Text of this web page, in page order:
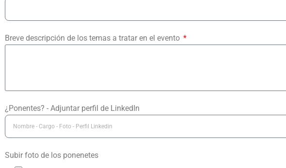
Breve descripción de los temas a tratar en el evento
¿Ponentes? - Adjuntar perfil de LinkedIn
Subir foto de los ponenetes